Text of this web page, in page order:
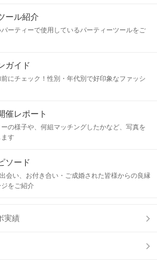
ール紹介
ーティーで使用しているパーティーツールをご
ガイド
にチェック！性別・年代別で好印象なファッシ
催レポート
の様子や、何組マッチングしたかなど、写真を
す
ソード
会い、お付き合い・ご成婚された皆様からの良縁
をご紹介
実績